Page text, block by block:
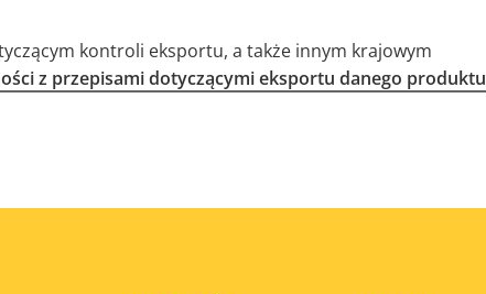
kontroli eksportu, a także innym krajowym
z przepisami dotyczącymi eksportu danego produktu